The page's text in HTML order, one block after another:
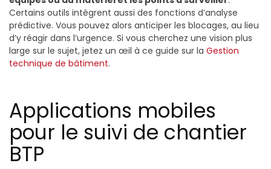
Certains outils intègrent aussi des fonctions d’analyse
prédictive. Vous pouvez alors anticiper les blocages, au lieu
d’y réagir dans l’urgence. Si vous cherchez une vision plus
large sur le sujet, jetez un œil à ce guide sur la Gestion
technique de bâtiment.
Applications mobiles
pour le suivi de chantier
BTP